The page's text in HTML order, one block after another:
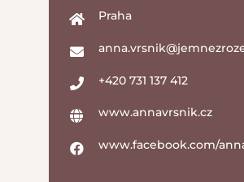
Praha
+420 731 137 412
www.annavrsnik.cz
www.facebook.com/